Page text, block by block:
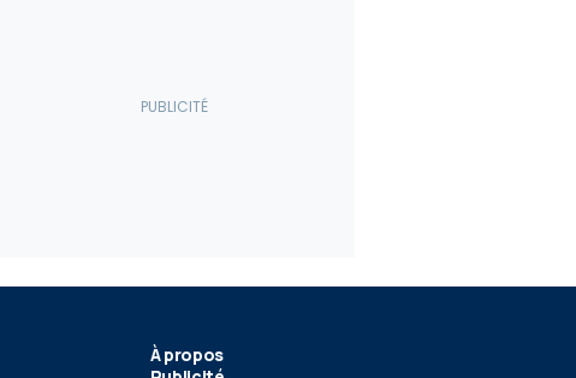
À propos